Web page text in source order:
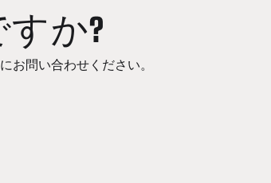
か?
お問い合わせください。